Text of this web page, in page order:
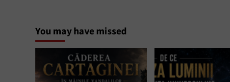
You may have missed